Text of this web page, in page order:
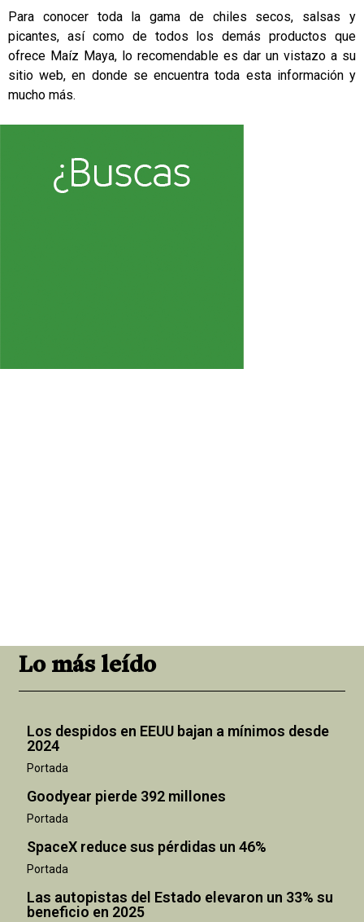
Para conocer toda la gama de chiles secos, salsas y
picantes, así como de todos los demás productos que
ofrece Maíz Maya, lo recomendable es dar un vistazo a su
sitio web, en donde se encuentra toda esta información y
mucho más.
Lo más leído
Los despidos en EEUU bajan a mínimos desde
2024
Portada
Goodyear pierde 392 millones
Portada
SpaceX reduce sus pérdidas un 46%
Portada
Las autopistas del Estado elevaron un 33% su
beneficio en 2025